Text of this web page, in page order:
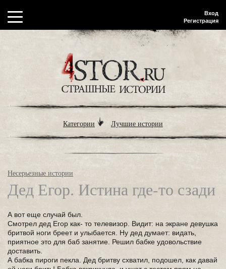
Вход
Регистрация
Категории Лучшие истории
Несерьезные истории
Дед Егор. Истина где-то сзади
А вот еще случай был.
Смотрел дед Егор как- то телевизор. Видит: на экране девушка
бритвой ноги бреет и улыбается. Ну дед думает: видать,
приятное это для баб занятие. Решил бабке удовольствие
доставить.
А бабка пироги пекла. Дед бритву схватил, подошел, как давай